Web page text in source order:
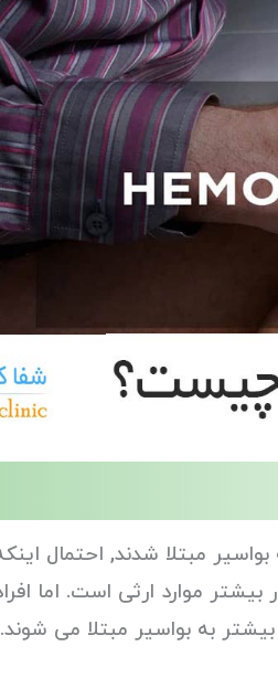
بواسیر مبتلا شدند, احتمال
موارد ارثی است. اما
به بواسیر مبتلا می شوند.